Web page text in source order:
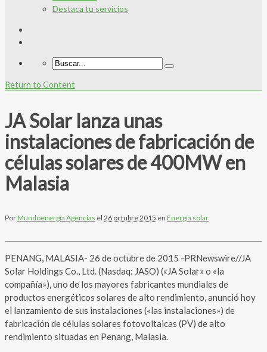
Destaca tu servicios
Return to Content
JA Solar lanza unas
instalaciones de fabricación de
células solares de 400MW en
Malasia
PorMundoenergía Agencias el 26 octubre 2015 en Energía solar
PENANG, MALASIA- 26 de octubre de 2015 -PRNewswire//JA
Solar Holdings Co., Ltd. (Nasdaq: JASO) («JA Solar» o «la
compañía»), uno de los mayores fabricantes mundiales de
productos energéticos solares de alto rendimiento, anunció hoy
el lanzamiento de sus instalaciones («las instalaciones») de
fabricación de células solares fotovoltaicas (PV) de alto
rendimiento situadas en Penang, Malasia.